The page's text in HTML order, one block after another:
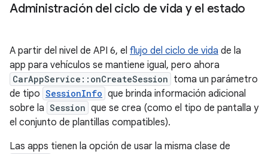
Administración del ciclo de vida y el estado
A partir del nivel de API 6, el flujo del ciclo de vida de la
app para vehículos se mantiene igual, pero ahora
CarAppService::onCreateSession toma un parámetro
de tipo SessionInfo que brinda información adicional
sobre la Session que se crea (como el tipo de pantalla y
el conjunto de plantillas compatibles).
Las apps tienen la opción de usar la misma clase de